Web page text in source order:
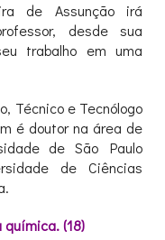
de Assunção irá
desde sua
trabalho em uma
Técnico e Tecnólogo
é doutor na área de
de São Paulo
de Ciências
(18)